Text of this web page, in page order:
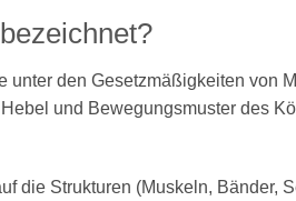
unter den Gesetzmäßigkeiten von
und Bewegungsmuster des
die Strukturen (Muskeln, Bänder,